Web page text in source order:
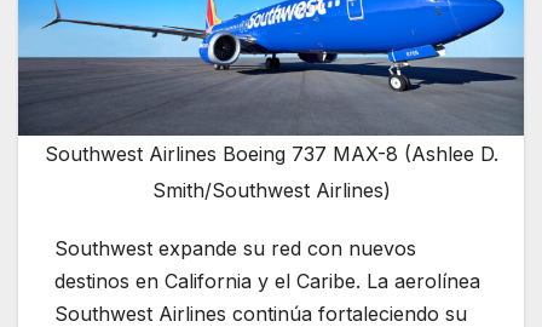
Southwest Airlines Boeing 737 MAX-8 (Ashlee D.
Smith/Southwest Airlines)
Southwest expande su red con nuevos
destinos en California y el Caribe. La aerolínea
Southwest Airlines continúa fortaleciendo su